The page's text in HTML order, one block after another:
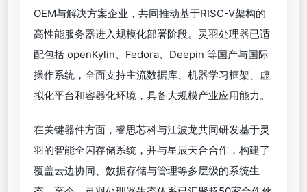
OEM与解决方案企业，共同推动基于RISC-V架构的
高性能服务器进入规模化部署阶段。灵羽处理器已适
配包括 openKylin、Fedora、Deepin 等国产与国际
操作系统，全面支持主流数据库、机器学习框架、虚
拟化平台和容器化环境，具备大规模产业应用能力。
在关键器件方面，睿思芯科与江波龙共同研发基于灵
羽的智能全闪存储系统，并与星辰天合合作，构建了
覆盖云边协同、数据存储与管理等多层级的系统生